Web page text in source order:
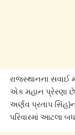
રાજસ્થાનના સવાઈ
એક મહાન પ્રેરણા છે.
અર્ણવ પ્રતાપ
પરિવારમાં આટલા